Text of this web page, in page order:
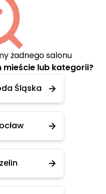
żadnego salonu
mieście lub kategorii?
Śląska